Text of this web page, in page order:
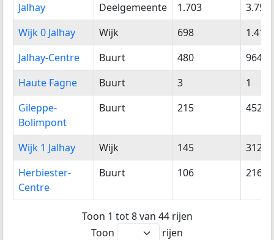
Jalhay
Deelgemeente 1.703
3.754
Wijk 0 Jalhay
Wijk 698
1.417
Jalhay-Centre
Buurt 480
964
Haute Fagne
Buurt 3
1
Gileppe-
Bolimpont
Buurt 215 452
Wijk 1 Jalhay Wijk 145
312
Herbiester-
Centre
Buurt 106 216
Toon 1 tot 8 van 44 rijen
Toon
rijen